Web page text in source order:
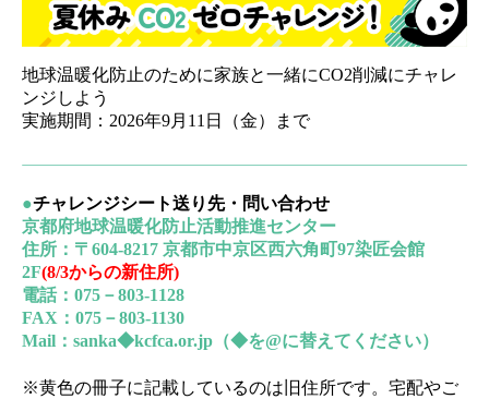
地球温暖化防止のために家族と一緒にCO2削減にチャレ
ンジしよう
実施期間：2026年9月11日（金）まで
●チャレンジシート送り先・問い合わせ
京都府地球温暖化防止活動推進センター
住所：〒604-8217 京都市中京区西六角町97染匠会館
2F(8/3からの新住所)
電話：075－803-1128
FAX：075－803-1130
Mail：sanka◆kcfca.or.jp（◆を@に替えてください）
※黄色の冊子に記載しているのは旧住所です。宅配やご